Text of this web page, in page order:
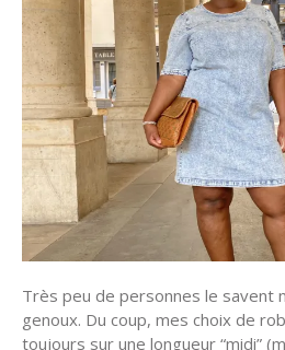
Très peu de personnes le savent
genoux. Du coup, mes choix de
toujours sur une longueur “midi”